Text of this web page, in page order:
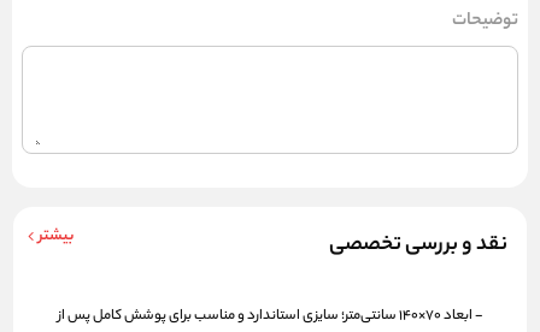
نقد و بررسی تخصصی بیشتر
-ابعاد
70×140 سانتی‌متر؛ سایزی استاندارد و مناسب برای پوشش کامل پس از
توضیحات